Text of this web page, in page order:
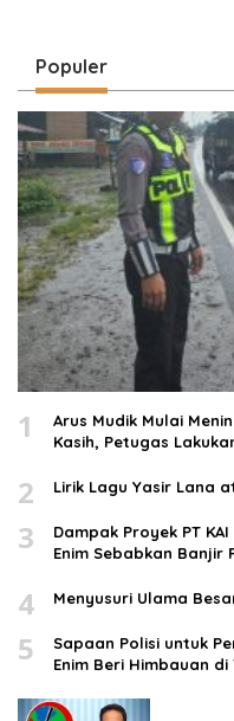
Populer
1
Arus Mudik Mulai
Kasih, Petugas
2 Lirik Lagu Yasir Lana
3
Dampak Proyek PT
Enim Sebabkan Banjir
4 Menyusuri Ulama
5
Sapaan Polisi untuk
Enim Beri Himbauan di